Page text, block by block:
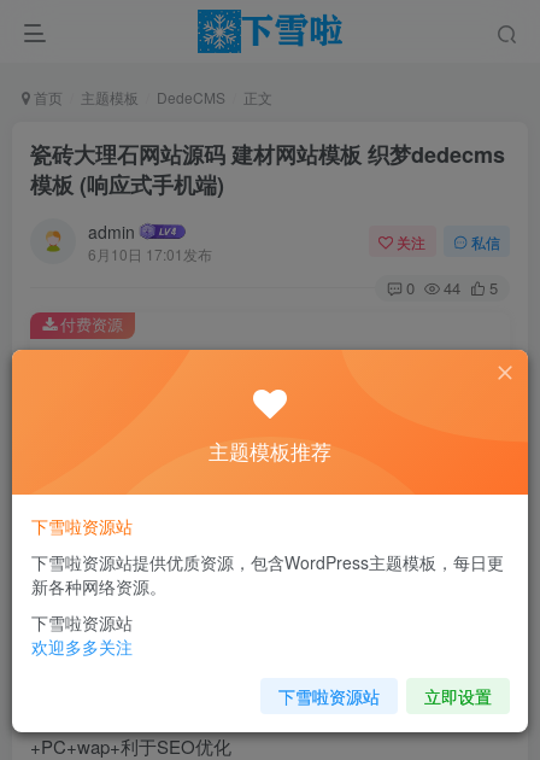
首页 主题模板 DedeCMS 正文
瓷砖大理石网站源码 建材网站模板 织梦dedecms
模板 (响应式手机端)
admin
6月10日 17:01发布
关注 私信
0 44 5
此内容为付费资源，请付费后查看
￥0.01
您当前未登录！建议登陆后购买，可保存购买订单
付费资源
介绍
瓷砖大理石网站模板_建材网站源码(响应式手机端)
+PC+wap+利于SEO优化
主题模板推荐
下雪啦资源站
下雪啦资源站提供优质资源，包含WordPress主题模板，每日更
新各种网络资源。
下雪啦资源站
欢迎多多关注
下雪啦资源站 立即设置